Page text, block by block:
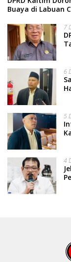
Buaya di Labuan
7
6
5
4